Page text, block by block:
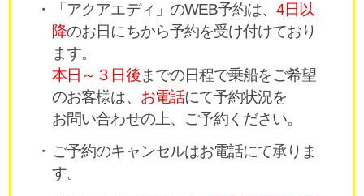
「アクアエディ」のWEB予約は、4日以
降のお日にちから予約を受け付けており
ます。
本日～３日後までの日程で乗船をご希望
のお客様は、 お電話にて予約状況を
お問い合わせの上、ご予約ください。
ご予約のキャンセルはお電話にて承りま
す。